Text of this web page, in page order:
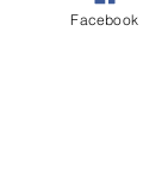
il les
Facebook